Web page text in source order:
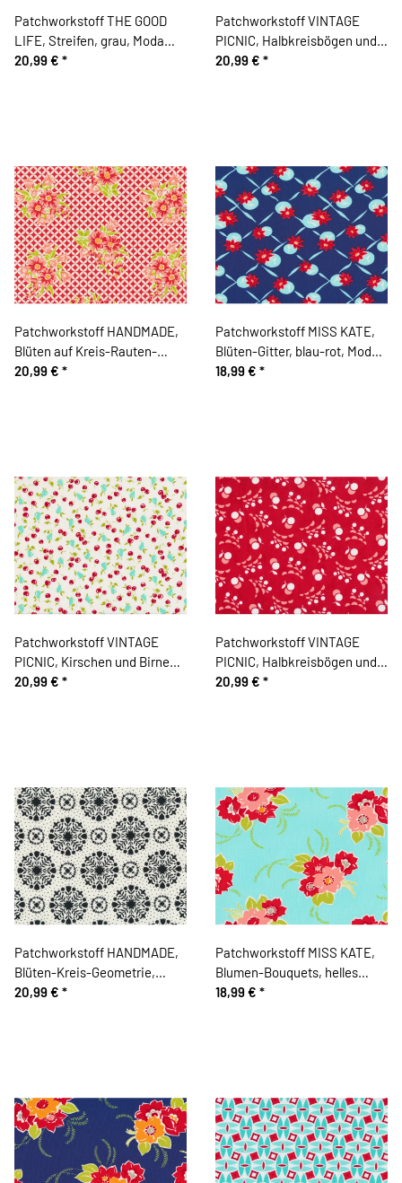
Patchworkstoff THE GOOD
LIFE, Streifen, grau, Moda
Fabrics
20,99 € *
Patchworkstoff VINTAGE
PICNIC, Halbkreisbögen und
Kugel-Kirschen, mintgrün-rot,
20,99 € *
Patchworkstoff HANDMADE,
Blüten auf Kreis-Rauten-
Grund, rot-lachsrosa, Moda
20,99 € *
Patchworkstoff MISS KATE,
Blüten-Gitter, blau-rot, Moda
Fabrics
18,99 € *
Patchworkstoff VINTAGE
PICNIC, Kirschen und Birnen,
wollweiß-rot, Moda Fabrics
20,99 € *
Patchworkstoff VINTAGE
PICNIC, Halbkreisbögen und
Kugel-Kirschen, rot-helles
20,99 € *
Patchworkstoff HANDMADE,
Blüten-Kreis-Geometrie,
schwarz-gebrochenes weiß,
20,99 € *
Patchworkstoff MISS KATE,
Blumen-Bouquets, helles
türkis-rot, Moda Fabrics
18,99 € *